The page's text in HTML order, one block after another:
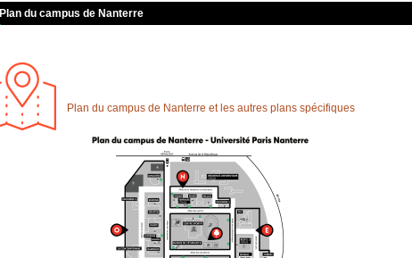
Plan du campus de Nanterre
Plan du campus de Nanterre et les autres plans spécifiques